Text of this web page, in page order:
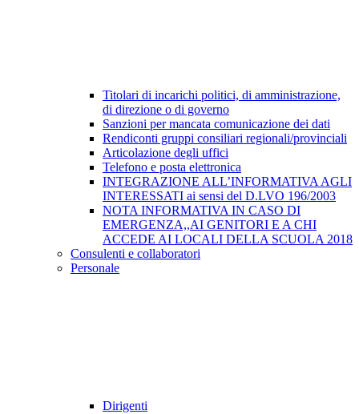
Titolari di incarichi politici, di amministrazione,
di direzione o di governo
Sanzioni per mancata comunicazione dei dati
Rendiconti gruppi consiliari regionali/provinciali
Articolazione degli uffici
Telefono e posta elettronica
INTEGRAZIONE ALL’INFORMATIVA AGLI
INTERESSATI ai sensi del D.LVO 196/2003
NOTA INFORMATIVA IN CASO DI
EMERGENZA,,AI GENITORI E A CHI
ACCEDE AI LOCALI DELLA SCUOLA 2018
Consulenti e collaboratori
Personale
Dirigenti